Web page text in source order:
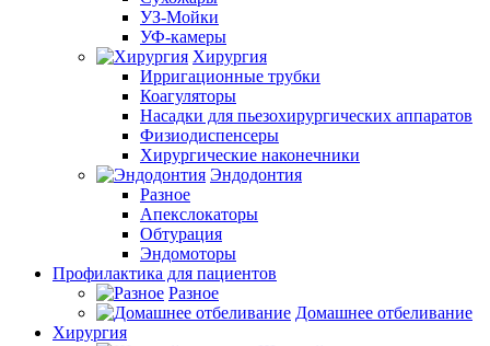
УЗ-Мойки
УФ-камеры
Хирургия
Ирригационные трубки
Коагуляторы
Насадки для пьезохирургических аппаратов
Физиодиспенсеры
Хирургические наконечники
Эндодонтия
Разное
Апекслокаторы
Обтурация
Эндомоторы
Профилактика для пациентов
Разное
Домашнее отбеливание
Хирургия